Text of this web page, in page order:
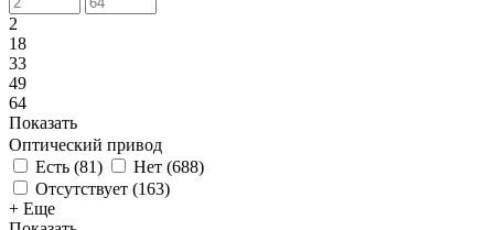
2
18
33
49
64
Показать
Оптический привод
Есть (81) Нет (688)
Отсутствует (163)
+ Еще